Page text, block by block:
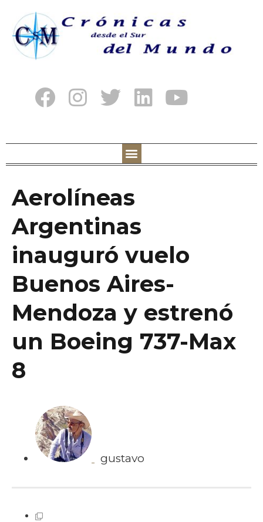
Aerolíneas
Argentinas
inauguró vuelo
Buenos Aires-
Mendoza y estrenó
un Boeing 737-Max
8
gustavo